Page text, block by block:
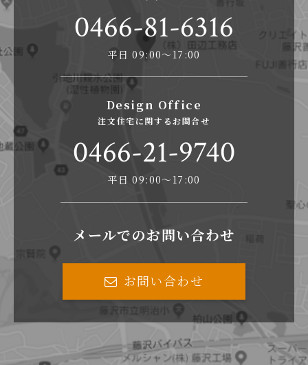
0466-81-6316
平日 09:00〜17:00
Design Office
注文住宅に関するお問合せ
0466-21-9740
平日 09:00〜17:00
メールでのお問い合わせ
お問い合わせ